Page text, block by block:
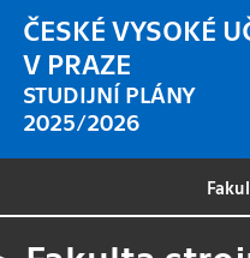
ČESKÉ VYSOKÉ
V PRAZE
STUDIJNÍ PLÁNY
2025/2026